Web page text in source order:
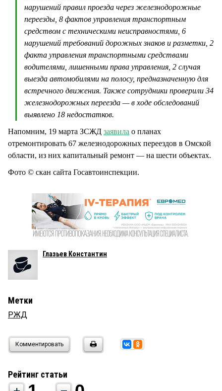
нарушений правил проезда через железнодорожные
переезды, 8 фактов управления транспортным
средством с техническими неисправностями, 6
нарушений требований дорожных знаков и разметки, 2
факта управления транспортными средствами
водителями, лишенными права управления, 2 случая
выезда автомобилями на полосу, предназначенную для
встречного движения. Также сотрудники проверили 34
железнодорожных переезда — в ходе обследований
выявлено 18 недостатков.
Напомним, 19 марта ЗСЖД заявила о планах
отремонтировать 67 железнодорожных переездов в Омской
области, из них капитальный ремонт — на шести объектах.
Фото © скан сайта Госавтоинспекции.
Глазьев Константин
Метки
РЖД
Комментировать
Рейтинг статьи